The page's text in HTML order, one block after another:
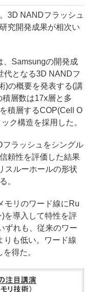
3D NANDフラッシュ
究開発成果が相次い
Samsungの開発成
代となる3D NANDフ
)の概要を発表する(講
層数は17x層と多
積層するCOP(Cell O
ク構造を採用した。
ラッシュをシングル
頼性を評価した結果
スルーホールの形状
。
リのワード線にRu
を導入して特性を評
ずれも、従来のワー
りも低い。ワード線
得た。